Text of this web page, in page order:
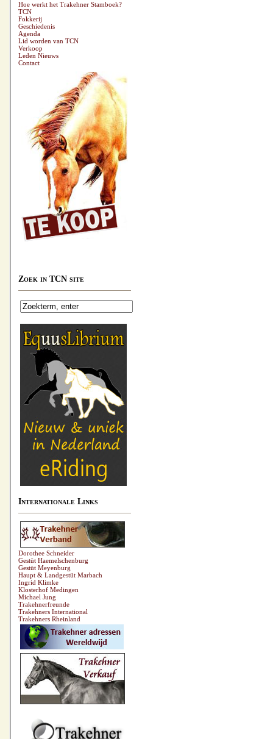
Hoe werkt het Trakehner Stamboek?
TCN
Fokkerij
Geschiedenis
Agenda
Lid worden van TCN
Verkoop
Leden Nieuws
Contact
Zoek in TCN site
Internationale Links
Dorothee Schneider
Gestüt Haemelschenburg
Gestüt Meyenburg
Haupt & Landgestüt Marbach
Ingrid Klimke
Klosterhof Medingen
Michael Jung
Trakehnerfreunde
Trakehners International
Trakehners Rheinland